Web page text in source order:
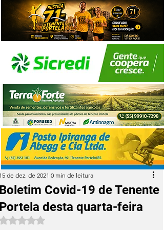
Covid-19 de Tenente
desta quarta-feira
de dez. de 2021 0 min de leitura
Avaliado com NaN de 5 estrelas.